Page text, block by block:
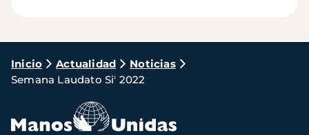
Ruta
de
navegación
Inicio Actualidad
Noticias
Semana Laudato Si' 2022